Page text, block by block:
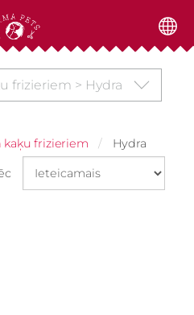
frizieriem > Hydra
kaķu frizieriem Hydra